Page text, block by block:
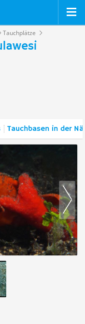
Tauchplätze
Tauchbasen in der